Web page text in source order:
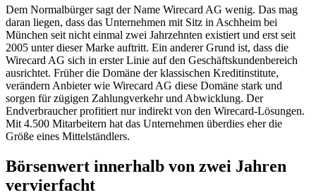
Dem Normalbürger sagt der Name Wirecard AG wenig. Das mag
daran liegen, dass das Unternehmen mit Sitz in Aschheim bei
München seit nicht einmal zwei Jahrzehnten existiert und erst seit
2005 unter dieser Marke auftritt. Ein anderer Grund ist, dass die
Wirecard AG sich in erster Linie auf den Geschäftskundenbereich
ausrichtet. Früher die Domäne der klassischen Kreditinstitute,
verändern Anbieter wie Wirecard AG diese Domäne stark und
sorgen für zügigen Zahlungverkehr und Abwicklung. Der
Endverbraucher profitiert nur indirekt von den Wirecard-Lösungen.
Mit 4.500 Mitarbeitern hat das Unternehmen überdies eher die
Größe eines Mittelständlers.
Börsenwert innerhalb von zwei Jahren
vervierfacht